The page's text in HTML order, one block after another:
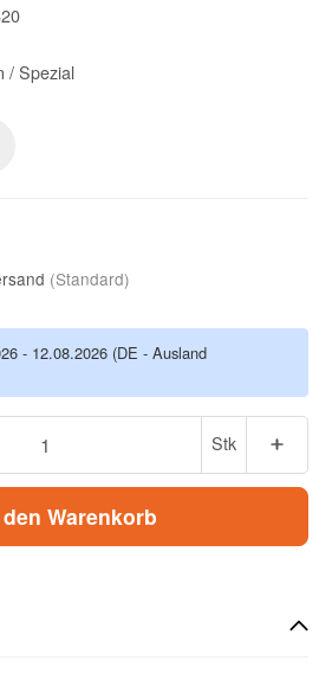
/ Spezial
(Standard)
- 12.08.2026 (DE - Ausland
Stk
Warenkorb